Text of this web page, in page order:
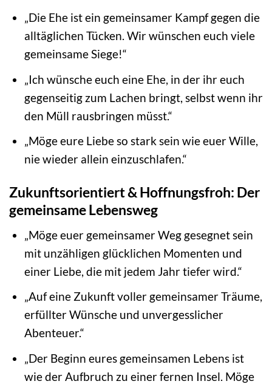
„Die Ehe ist ein gemeinsamer Kampf gegen die
alltäglichen Tücken. Wir wünschen euch viele
gemeinsame Siege!“
„Ich wünsche euch eine Ehe, in der ihr euch
gegenseitig zum Lachen bringt, selbst wenn ihr
den Müll rausbringen müsst.“
„Möge eure Liebe so stark sein wie euer Wille,
nie wieder allein einzuschlafen.“
Zukunftsorientiert & Hoffnungsfroh: Der
gemeinsame Lebensweg
„Möge euer gemeinsamer Weg gesegnet sein
mit unzähligen glücklichen Momenten und
einer Liebe, die mit jedem Jahr tiefer wird.“
„Auf eine Zukunft voller gemeinsamer Träume,
erfüllter Wünsche und unvergesslicher
Abenteuer.“
„Der Beginn eures gemeinsamen Lebens ist
wie der Aufbruch zu einer fernen Insel. Möge